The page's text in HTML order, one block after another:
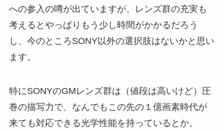
への参入の噂が出ていますが、レンズ群の充実も
考えるとやっぱりもう少し時間がかかるだろう
し、今のところSONY以外の選択肢はないかと思い
ます。
特にSONYのGMレンズ群は（値段は高いけど）圧
巻の描写力で、なんでもこの先の１億画素時代が
来ても対応できる光学性能を持っているとか。